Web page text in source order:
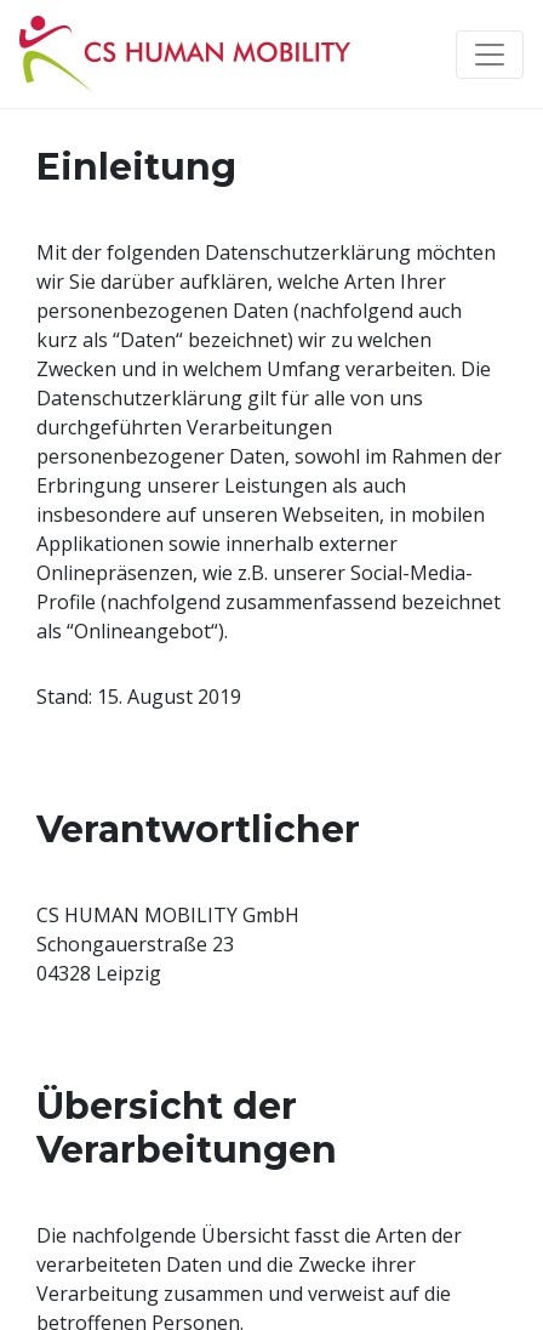
Einleitung
Mit der folgenden Datenschutzerklärung möchten
wir Sie darüber aufklären, welche Arten Ihrer
personenbezogenen Daten (nachfolgend auch
kurz als “Daten“ bezeichnet) wir zu welchen
Zwecken und in welchem Umfang verarbeiten. Die
Datenschutzerklärung gilt für alle von uns
durchgeführten Verarbeitungen
personenbezogener Daten, sowohl im Rahmen der
Erbringung unserer Leistungen als auch
insbesondere auf unseren Webseiten, in mobilen
Applikationen sowie innerhalb externer
Onlinepräsenzen, wie z.B. unserer Social-Media-
Profile (nachfolgend zusammenfassend bezeichnet
als “Onlineangebot“).
Stand: 15. August 2019
Verantwortlicher
CS HUMAN MOBILITY GmbH
Schongauerstraße 23
04328 Leipzig
Übersicht der
Verarbeitungen
Die nachfolgende Übersicht fasst die Arten der
verarbeiteten Daten und die Zwecke ihrer
Verarbeitung zusammen und verweist auf die
betroffenen Personen.